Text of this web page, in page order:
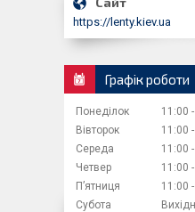
https://lenty.kiev.ua
Графік роботи
Понеділок 11:00
Вівторок
11:00
Середа
11:00
Четвер
11:00
Пʼятниця
11:00
Субота